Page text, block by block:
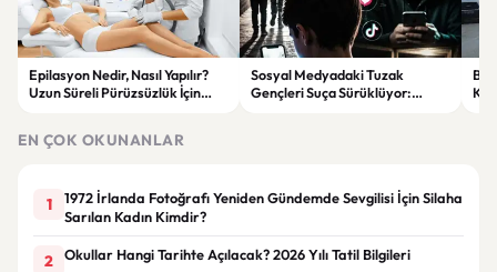
Epilasyon Nedir, Nasıl Yapılır?
Uzun Süreli Pürüzsüzlük İçin
Sosyal Medyadaki Tuzak
Gençleri Suça Sürüklüyor:
EN ÇOK OKUNANLAR
1
1972 İrlanda Fotoğrafı Yeniden Gündemde Sevgilisi İçin Silaha
Sarılan Kadın Kimdir?
2 Okullar Hangi Tarihte Açılacak? 2026 Yılı Tatil Bilgileri